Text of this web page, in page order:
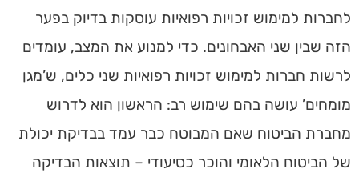
לחברות למימוש זכויות רפואיות עוסקות בדיוק בפער
הזה שבין שני האבחונים. כדי למנוע את המצב, עומדים
לרשות חברות למימוש זכויות רפואיות שני כלים, ש’מגן
מומחים’ עושה בהם שימוש רב: הראשון הוא לדרוש
מחברת הביטוח שאם המבוטח כבר עמד בבדיקת יכולת
של הביטוח הלאומי והוכר כסיעודי – תוצאות הבדיקה